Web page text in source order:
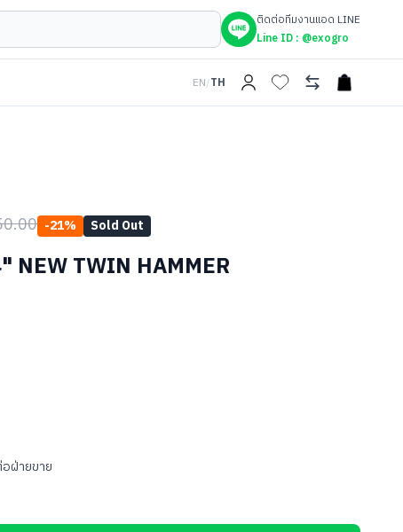
ติดต่อทีมงานแอด LINE
Line ID : @exogro
EN/TH open
-21% Sold Out
TWIN HAMMER
ฝ่ายขาย